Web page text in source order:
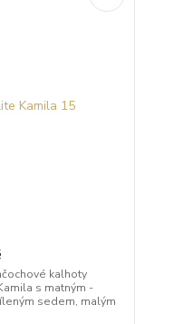
kalhoty
s matným -
sedem, malým